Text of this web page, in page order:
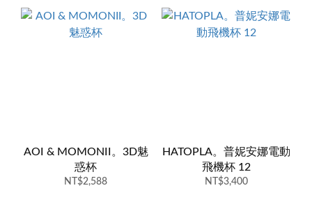
AOI & MOMONII。3D魅
惑杯
NT$2,588
HATOPLA。普妮安娜電動
飛機杯 12
NT$3,400